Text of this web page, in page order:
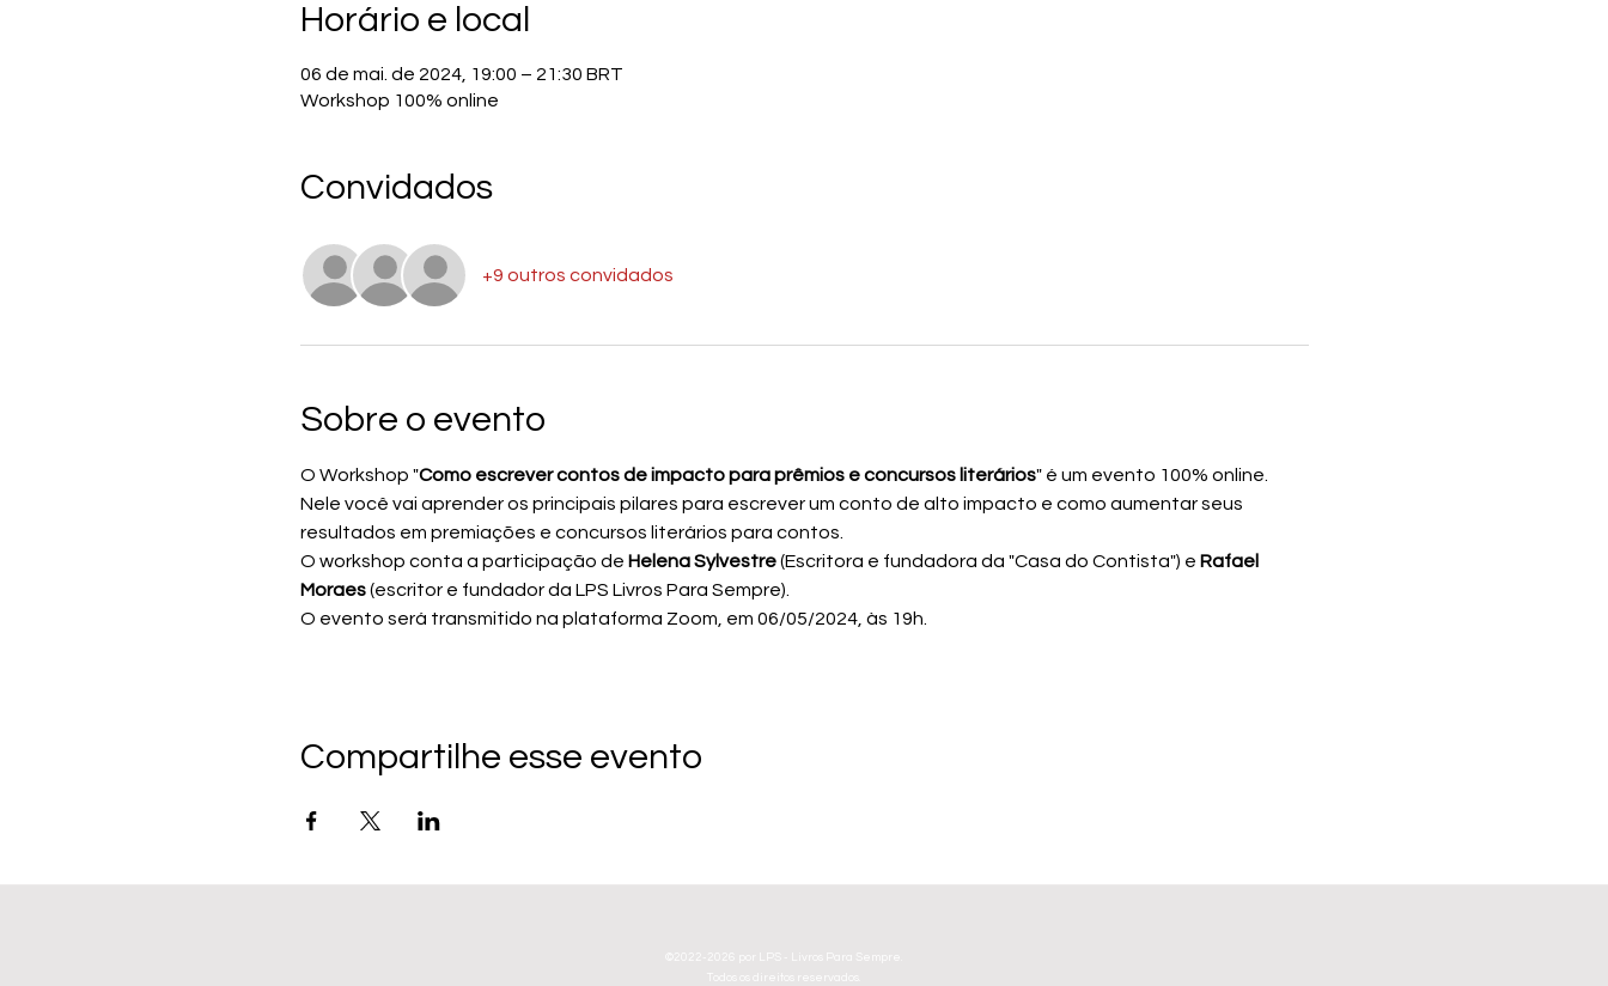
Horário e local
06 de mai. de 2024, 19:00 – 21:30 BRT
Workshop 100% online
Convidados
+9 outros convidados
Sobre o evento
O Workshop "Como escrever contos de impacto para prêmios e concursos literários" é um evento 100% online.
Nele você vai aprender os principais pilares para escrever um conto de alto impacto e como aumentar seus
resultados em premiações e concursos literários para contos.
O workshop conta a participação de Helena Sylvestre (Escritora e fundadora da "Casa do Contista") e Rafael
Moraes (escritor e fundador da LPS Livros Para Sempre).
O evento será transmitido na plataforma Zoom, em 06/05/2024, às 19h.
Compartilhe esse evento
©2022-2026 por LPS - Livros Para Sempre.
Todos os direitos reservados.